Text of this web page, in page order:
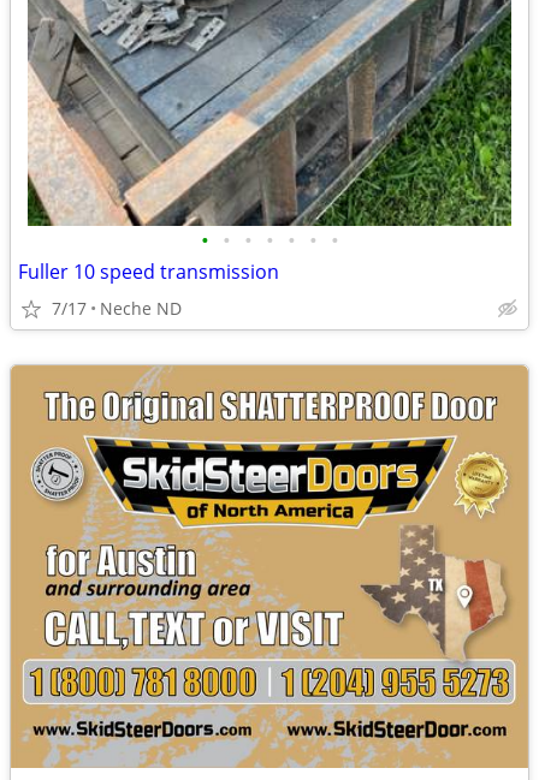
• • • • • • •
Fuller 10 speed transmission
7/17 Neche ND